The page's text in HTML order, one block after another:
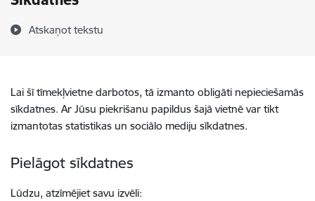
Atskaņot tekstu
Lai šī tīmekļvietne darbotos, tā izmanto obligāti nepieciešamās
sīkdatnes. Ar Jūsu piekrišanu papildus šajā vietnē var tikt
izmantotas statistikas un sociālo mediju sīkdatnes.
Pielāgot sīkdatnes
Lūdzu, atzīmējiet savu izvēli: